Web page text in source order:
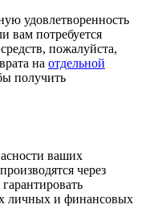
удовлетворенность
вам потребуется
пожалуйста,
на отдельной
получить
ваших
через
личных и финансовых